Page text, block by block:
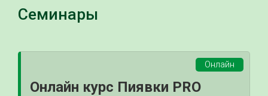
Семинары
Онлайн курс Пиявки PRO
Онлайн